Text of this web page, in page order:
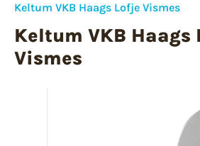
Keltum VKB Haags Lofje Vismes
Keltum VKB Haags
Vismes